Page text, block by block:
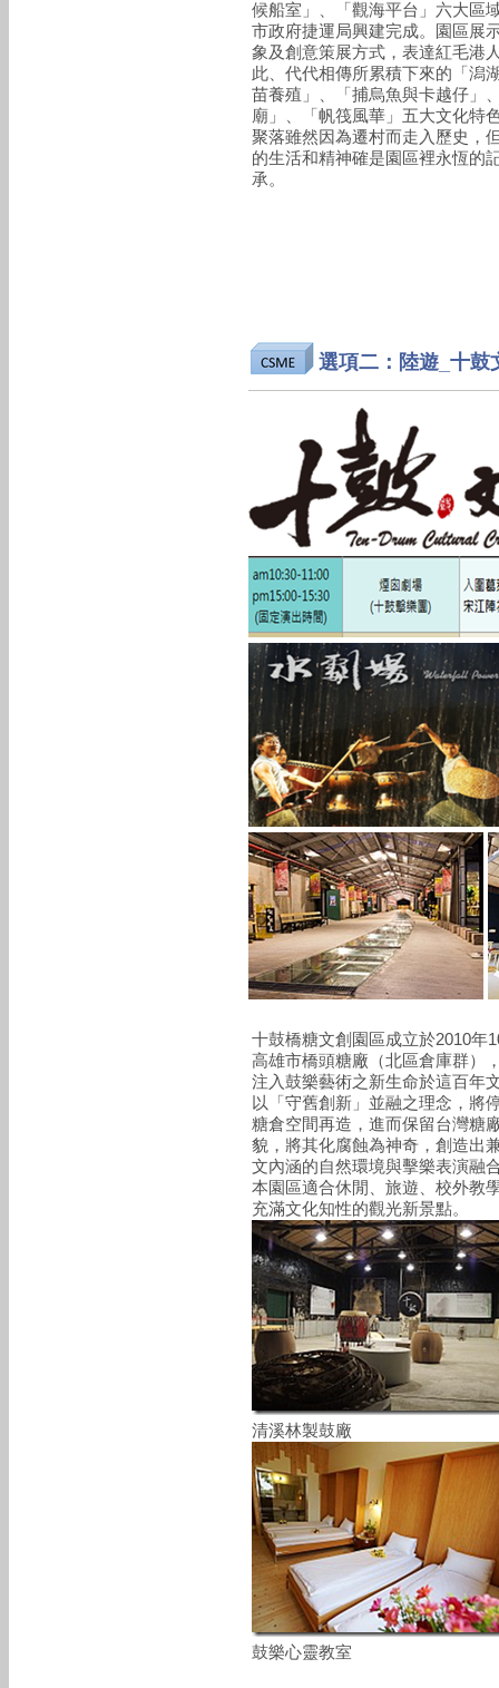
候船室」、「觀海平台」六大區
市政府捷運局興建完成。園區展
象及創意策展方式，表達紅毛港
此、代代相傳所累積下來的「潟
苗養殖」、「捕烏魚與卡越仔」
廟」、「帆筏風華」五大文化特
聚落雖然因為遷村而走入歷史，
的生活和精神確是園區裡永恆的
承。
選項二：陸遊_十鼓
十鼓橋糖文創園區成立於2010年
高雄市橋頭糖廠（北區倉庫群）
注入鼓樂藝術之新生命於這百年
以「守舊創新」並融之理念，將
糖倉空間再造，進而保留台灣糖
貌，將其化腐蝕為神奇，創造出
文內涵的自然環境與擊樂表演融
本園區適合休閒、旅遊、校外教
充滿文化知性的觀光新景點。
清溪林製鼓廠
鼓樂心靈教室